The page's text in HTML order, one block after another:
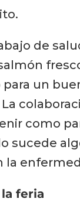
de
un
como
sucede
la
feria